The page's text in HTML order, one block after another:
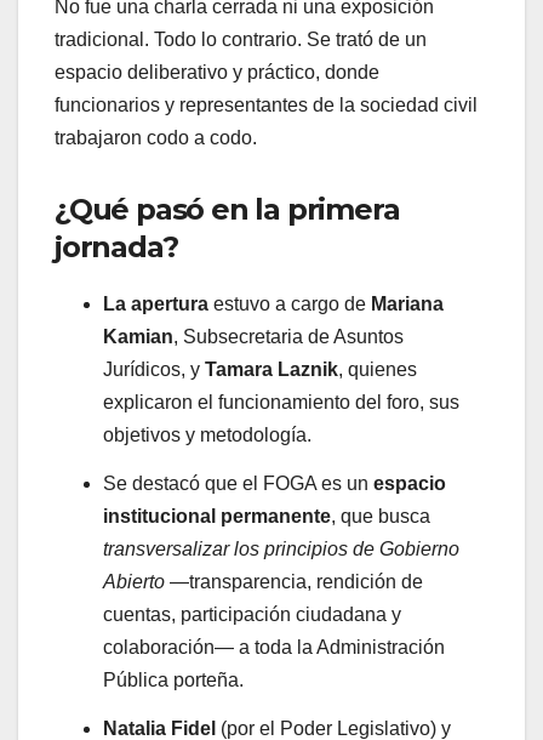
No fue una charla cerrada ni una exposición
tradicional. Todo lo contrario. Se trató de un
espacio deliberativo y práctico, donde
funcionarios y representantes de la sociedad civil
trabajaron codo a codo.
¿Qué pasó en la primera
jornada?
La apertura estuvo a cargo de Mariana
Kamian, Subsecretaria de Asuntos
Jurídicos, y Tamara Laznik, quienes
explicaron el funcionamiento del foro, sus
objetivos y metodología.
Se destacó que el FOGA es un espacio
institucional permanente, que busca
transversalizar los principios de Gobierno
Abierto —transparencia, rendición de
cuentas, participación ciudadana y
colaboración— a toda la Administración
Pública porteña.
Natalia Fidel (por el Poder Legislativo) y